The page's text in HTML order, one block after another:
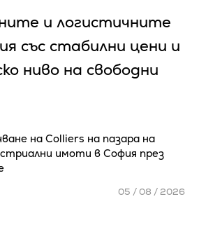
и логистичните
със стабилни цени и
ниво на свободни
на Colliers на пазара на
имоти в София през
05 / 08 / 2026